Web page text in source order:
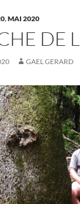
,MAI 2020
DE
GAEL GERARD